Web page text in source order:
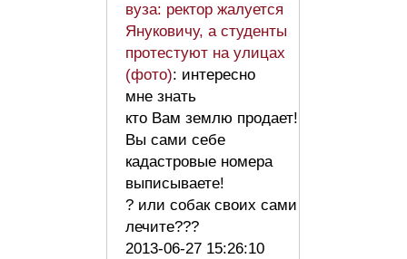
вуза: ректор жалуется
Януковичу, а студенты
протестуют на улицах
(фото): интересно
мне знать
кто Вам землю продает!
Вы сами себе
кадастровые номера
выписываете!
? или собак своих сами
лечите???
2013-06-27 15:26:10